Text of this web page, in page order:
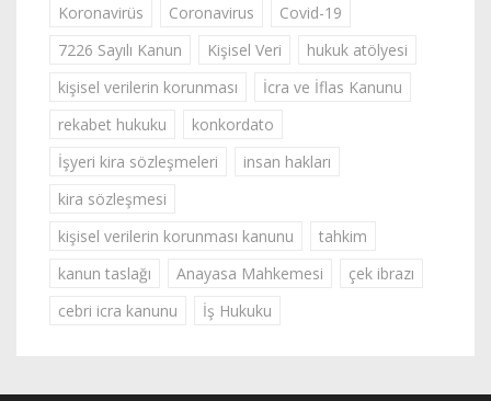
Koronavirüs Coronavirus
Covid-19
7226 Sayılı Kanun
Kişisel Veri
hukuk atölyesi
kişisel verilerin korunması
İcra ve İflas Kanunu
rekabet hukuku
konkordato
İşyeri kira sözleşmeleri
insan hakları
kira sözleşmesi
kişisel verilerin korunması kanunu
tahkim
kanun taslağı
Anayasa Mahkemesi
çek ibrazı
cebri icra kanunu
İş Hukuku